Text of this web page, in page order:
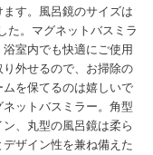
す。風呂鏡のサイズは
た。マグネットバスミラ
室内でも快適にご使用
外せるので、お掃除の
を保てるのは嬉しいで
ットバスミラー。角型
、丸型の風呂鏡は柔ら
ザイン性を兼ね備えた